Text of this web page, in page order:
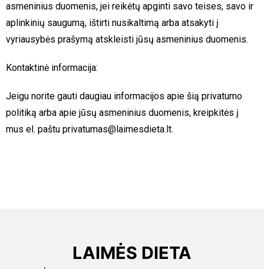
asmeninius duomenis, jei reikėtų apginti savo teises, savo ir
aplinkinių saugumą, ištirti nusikaltimą arba atsakyti į
vyriausybės prašymą atskleisti jūsų asmeninius duomenis.
Kontaktinė informacija:
Jeigu norite gauti daugiau informacijos apie šią privatumo
politiką arba apie jūsų asmeninius duomenis, kreipkitės į
mus el. paštu privatumas@laimesdieta.lt.